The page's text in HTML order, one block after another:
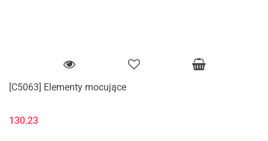
[C5063] Elementy mocujące
130.23